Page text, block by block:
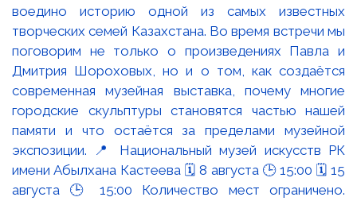
воедино историю одной из самых известных
творческих семей Казахстана. Во время встречи мы
поговорим не только о произведениях Павла и
Дмитрия Шороховых, но и о том, как создаётся
современная музейная выставка, почему многие
городские скульптуры становятся частью нашей
памяти и что остаётся за пределами музейной
экспозиции. 📍 Национальный музей искусств РК
имени Абылхана Кастеева 🗓 8 августа 🕒 15:00 🗓 15
августа 🕒 15:00 Количество мест ограничено.